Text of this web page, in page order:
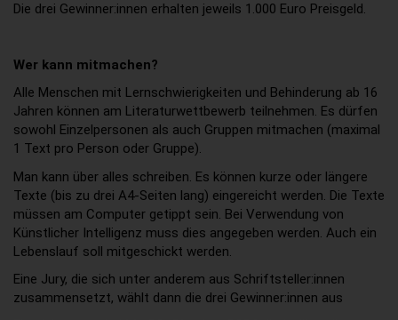
Die drei Gewinner:innen erhalten jeweils 1.000 Euro Preisgeld.
Wer kann mitmachen?
Alle Menschen mit Lernschwierigkeiten und Behinderung ab 16
Jahren können am Literaturwettbewerb teilnehmen. Es dürfen
sowohl Einzelpersonen als auch Gruppen mitmachen (maximal
1 Text pro Person oder Gruppe).
Man kann über alles schreiben. Es können kurze oder längere
Texte (bis zu drei A4-Seiten lang) eingereicht werden. Die Texte
müssen am Computer getippt sein. Bei Verwendung von
Künstlicher Intelligenz muss dies angegeben werden. Auch ein
Lebenslauf soll mitgeschickt werden.
Eine Jury, die sich unter anderem aus Schriftsteller:innen
zusammensetzt, wählt dann die drei Gewinner:innen aus